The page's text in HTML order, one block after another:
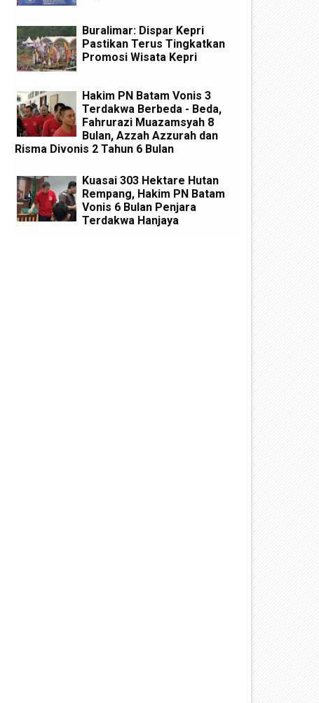
Buralimar: Dispar Kepri
Pastikan Terus Tingkatkan
Promosi Wisata Kepri
Hakim PN Batam Vonis 3
Terdakwa Berbeda - Beda,
Fahrurazi Muazamsyah 8
Bulan, Azzah Azzurah dan
Risma Divonis 2 Tahun 6 Bulan
Kuasai 303 Hektare Hutan
Rempang, Hakim PN Batam
Vonis 6 Bulan Penjara
Terdakwa Hanjaya